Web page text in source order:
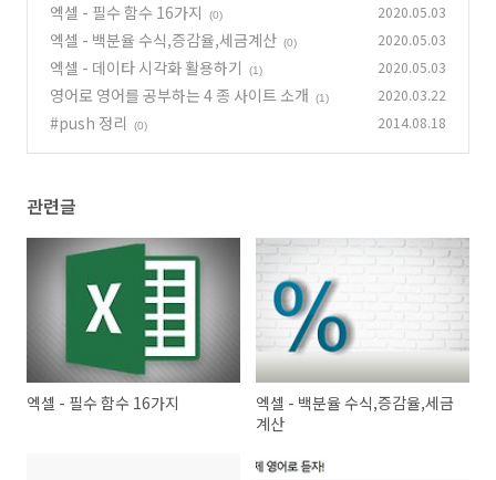
엑셀 - 필수 함수 16가지
(0) 2020.05.03
엑셀 - 백분율 수식,증감율,세금계산 (0) 2020.05.03
엑셀 - 데이타 시각화 활용하기 (1) 2020.05.03
영어로 영어를 공부하는 4 종 사이트 소개 (1) 2020.03.22
#push 정리 (0) 2014.08.18
관련글
엑셀 - 필수 함수 16가지
엑셀 - 백분율 수식,증감율,세금
계산